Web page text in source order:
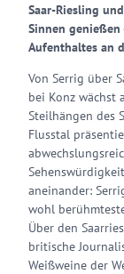
Saar-Riesling
Sinnen
Aufenthaltes an
Von Serrig über
bei Konz wächst
Steilhängen des
Flusstal
aneinander:
wohl
Über den
britische
Weißweine der